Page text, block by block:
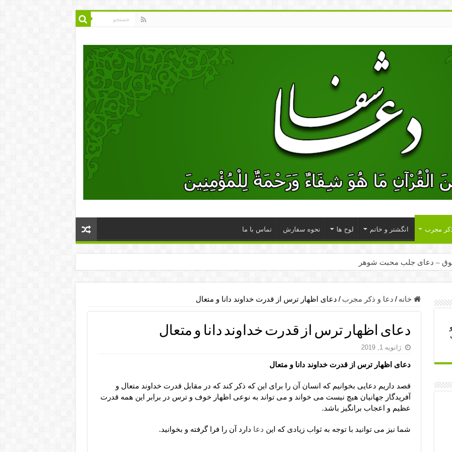
مجرب انگشتر و خاتم لوح ها نحوه سفارش تماس با ما
– دعای جلب محبت شوهر
– دعای یا من اظهر الجمیل برای حاجت
آن ها – ذکر مخصوص مستجاب الدعوه شدن
– دعای ترس و بی خوابی کودکان
دعای رفع مشکلات و طلب حاجت
– آیه‌ جلب ثروت و برکت مال
چشم زخم – دعای چشم زخم ماشاالله
برای آرامش قلب و رفع اضطراب
خانه / دعا و ذکر مجرب / دعای اظهار ترس از قدرت خداوند دانا و متعال
دعای اظهار ترس از قدرت خداوند دانا و متعال
ژانویه 1, 2019
دعای اظهار ترس از قدرت خداوند دانا و متعال
قصد داریم دعایی بخوانیم که انسان آن را برای این که ذکر کند که در مقابل قدرت خداوند متعال و
آفریدگار جهانیان هیچ نیست می خواند و می تواند به نوعی اظهار خوف و ترس در برابر این همه قدرت
عظیم و اعجاب برانگیز باشد.
شما نیز می توانید با توجه به ثواب زیادی که این دعا دارد آن را فرا گرفته و بخوانید.